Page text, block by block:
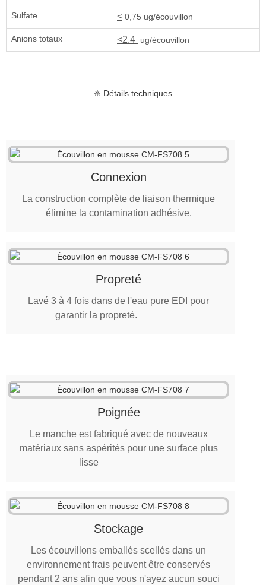
Sulfate < 0,75 ug/écouvillon
Anions totaux <2.4 ug/écouvillon
❈ Détails techniques
Connexion
La construction complète de liaison thermique
élimine la contamination adhésive.
Propreté
Lavé 3 à 4 fois dans de l'eau pure EDI pour
garantir la propreté.
Poignée
Le manche est fabriqué avec de nouveaux
matériaux sans aspérités pour une surface plus
lisse
Stockage
Les écouvillons emballés scellés dans un
environnement frais peuvent être conservés
pendant 2 ans afin que vous n'ayez aucun souci